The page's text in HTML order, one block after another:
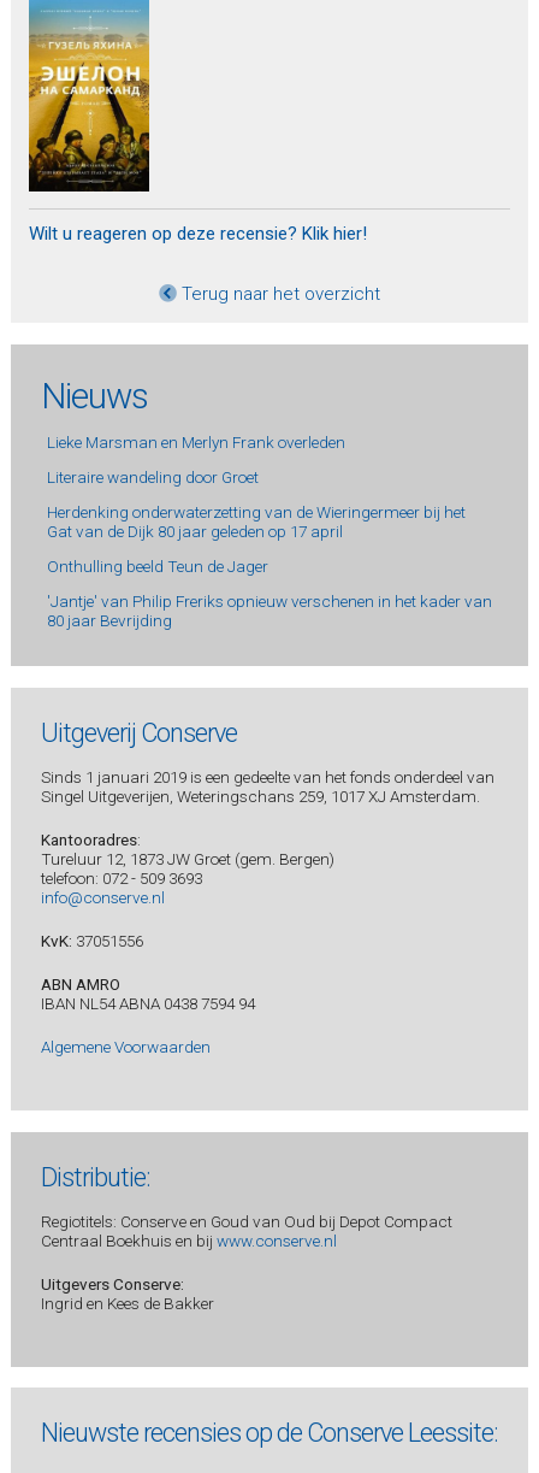
Wilt u reageren op deze recensie? Klik hier!
Terug naar het overzicht
Nieuws
Lieke Marsman en Merlyn Frank overleden
Literaire wandeling door Groet
Herdenking onderwaterzetting van de Wieringermeer bij het
Gat van de Dijk 80 jaar geleden op 17 april
Onthulling beeld Teun de Jager
'Jantje' van Philip Freriks opnieuw verschenen in het kader van
80 jaar Bevrijding
Uitgeverij Conserve
Sinds 1 januari 2019 is een gedeelte van het fonds onderdeel van
Singel Uitgeverijen, Weteringschans 259, 1017 XJ Amsterdam.
Kantooradres:
Tureluur 12, 1873 JW Groet (gem. Bergen)
telefoon: 072 - 509 3693
info@conserve.nl
KvK: 37051556
ABN AMRO
IBAN NL54 ABNA 0438 7594 94
Algemene Voorwaarden
Distributie:
Regiotitels: Conserve en Goud van Oud bij Depot Compact
Centraal Boekhuis en bij www.conserve.nl
Uitgevers Conserve:
Ingrid en Kees de Bakker
Nieuwste recensies op de Conserve Leessite: